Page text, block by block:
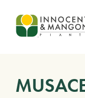
Skip to main content